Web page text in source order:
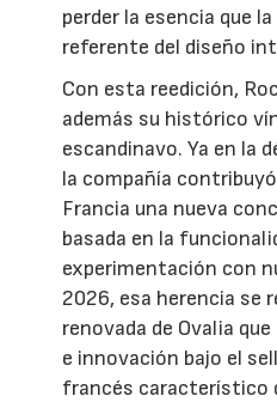
perder la esencia que
referente del diseño
Con esta reedición,
además su histórico
escandinavo. Ya en la
la compañía
Francia una nueva
basada en la
experimentación con
2026, esa herencia se
renovada de Ovalia
e innovación bajo el
francés característico